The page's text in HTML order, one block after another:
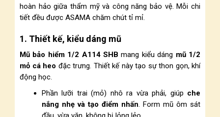
hoàn hảo giữa thẩm mỹ và công năng bảo vệ. Mỗi chi
tiết đều được ASAMA chăm chút tỉ mỉ.
1. Thiết kế, kiểu dáng mũ
Mũ bảo hiểm 1/2 A114 SHB mang kiểu dáng mũ 1/2
mỏ cá heo đặc trưng. Thiết kế này tạo sự thon gọn, khí
động học.
Phần lưỡi trai (mỏ) nhô ra vừa phải, giúp che
nắng nhẹ và tạo điểm nhấn. Form mũ ôm sát